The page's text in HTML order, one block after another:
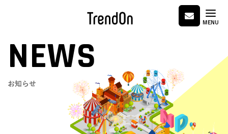
MENU
NEWS
お知らせ